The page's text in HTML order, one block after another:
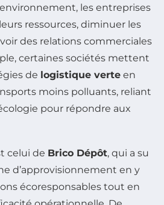
les entreprises
ressources, diminuer les
des relations commerciales
certaines sociétés mettent
de logistique verte en
moins polluants, reliant
pour répondre aux
celui de Brico Dépôt, qui a su
d’approvisionnement en y
écoresponsables tout en